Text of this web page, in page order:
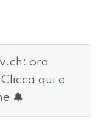
ora
Clicca qui e
🔔